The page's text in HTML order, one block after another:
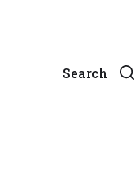
Search